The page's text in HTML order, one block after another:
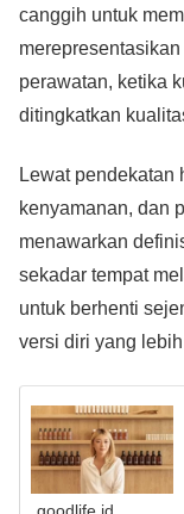
canggih untuk
perawatan, ketika
ditingkatkan
Lewat pendekatan
kenyamanan, dan
menawarkan
sekadar tempat
untuk berhenti
versi diri yang